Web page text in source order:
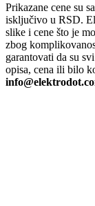
Prikazane cene su
isključivo u RSD.
slike i cene što je
zbog
garantovati da su
opisa, cena ili bilo